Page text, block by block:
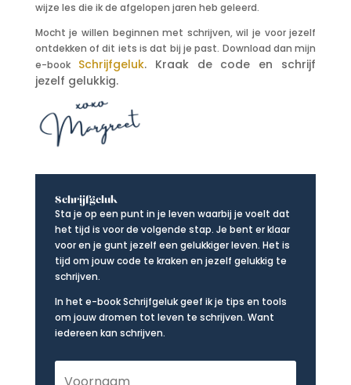
wijze les die ik de afgelopen jaren heb geleerd.
Mocht je willen beginnen met schrijven, wil je voor jezelf
ontdekken of dit iets is dat bij je past. Download dan mijn
e-book Schrijfgeluk. Kraak de code en schrijf
jezelf gelukkig.
Schrijfgeluk
Sta je op een punt in je leven waarbij je voelt dat
het tijd is voor de volgende stap. Je bent er klaar
voor en je gunt jezelf een gelukkiger leven. Het is
tijd om jouw code te kraken en jezelf gelukkig te
schrijven.
In het e-book Schrijfgeluk geef ik je tips en tools
om jouw dromen tot leven te schrijven. Want
iedereen kan schrijven.